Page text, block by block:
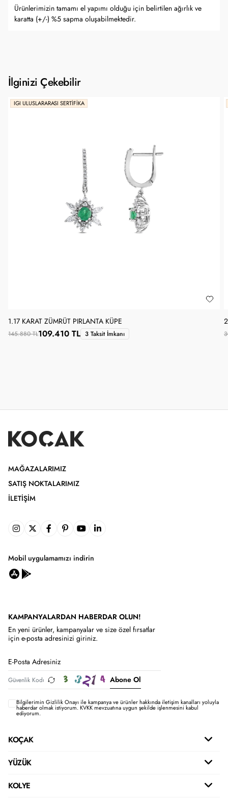
Ürünlerimizin tamamı el yapımı olduğu için belirtilen ağırlık ve
karatta (+/-) %5 sapma oluşabilmektedir.
İlginizi Çekebilir
IGI ULUSLARARASI SERTIFIKA
1.17 KARAT ZÜMRÜT PIRLANTA KÜPE
145.880 TL109.410 TL 3 Taksit İmkanı
MAĞAZALARIMIZ
SATIŞ NOKTALARIMIZ
İLETIŞIM
Mobil uygulamamızı indirin
KAMPANYALARDAN HABERDAR OLUN!
En yeni ürünler, kampanyalar ve size özel fırsatlar
için e-posta adresinizi giriniz.
Abone Ol
Bilgilerimin Gizlilik Onayı ile kampanya ve ürünler hakkında iletişim kanalları yoluyla
haberdar olmak istiyorum.KVKK mevzuatına uygun şekilde işlenmesini kabul
ediyorum.
KOÇAK
YÜZÜK
KOLYE